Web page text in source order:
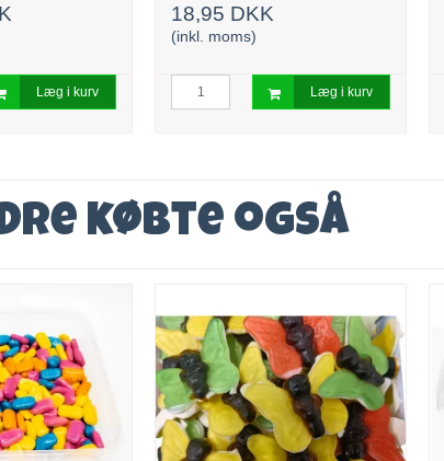
Læg i kurv
18,95 DKK
(inkl. moms)
Læg i kurv
købte også